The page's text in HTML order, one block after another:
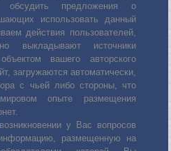
предложения о
использовать данный
действия пользователей,
выкладывают источники
вашего авторского
загружаются автоматически,
с чьей либо стороны, что
опыте размещения
у Вас вопросов
размещенную на